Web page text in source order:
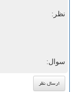
نظر:
سوال: